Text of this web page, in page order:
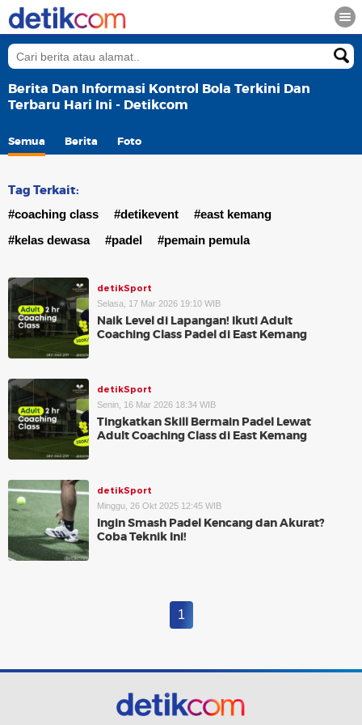
Berita Dan Informasi Kontrol Bola Terkini Dan
Terbaru Hari Ini - Detikcom
Semua Berita Foto
Tag Terkait:
#coaching class #detikevent
#east kemang
#kelas dewasa
#padel #pemain pemula
detikSport
Selasa, 17 Mar 2026 19:10 WIB
Naik Level di Lapangan! Ikuti Adult
Coaching Class Padel di East Kemang
detikSport
Senin, 16 Mar 2026 18:34 WIB
Tingkatkan Skill Bermain Padel Lewat
Adult Coaching Class di East Kemang
detikSport
Minggu, 26 Okt 2025 12:45 WIB
Ingin Smash Padel Kencang dan Akurat?
Coba Teknik Ini!
1